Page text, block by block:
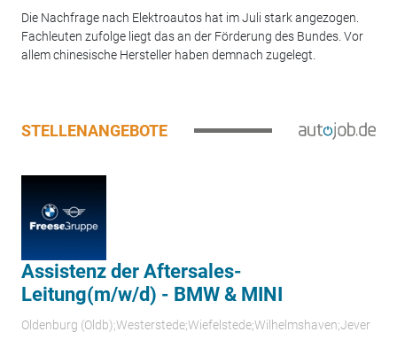
Die Nachfrage nach Elektroautos hat im Juli stark angezogen.
Fachleuten zufolge liegt das an der Förderung des Bundes. Vor
allem chinesische Hersteller haben demnach zugelegt.
STELLENANGEBOTE
Assistenz der Aftersales-
Leitung(m/w/d) - BMW & MINI
Oldenburg (Oldb);Westerstede;Wiefelstede;Wilhelmshaven;Jever